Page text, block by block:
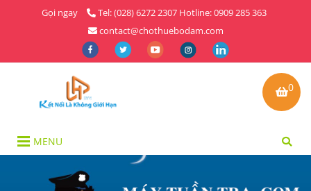
Gọi ngay
Tel: (028) 6272 2307 Hotline: 0909 285 363
contact@chothuebodam.com
0
MENU